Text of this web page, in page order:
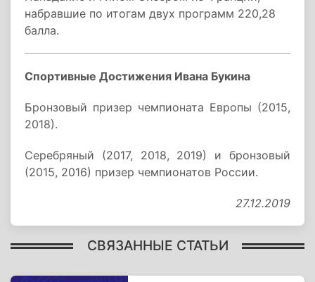
набравшие по итогам двух программ 220,28
балла.
Спортивные Достижения Ивана Букина
Бронзовый призер чемпионата Европы (2015,
2018).
Серебряный (2017, 2018, 2019) и бронзовый
(2015, 2016) призер чемпионатов России.
27.12.2019
СВЯЗАННЫЕ СТАТЬИ